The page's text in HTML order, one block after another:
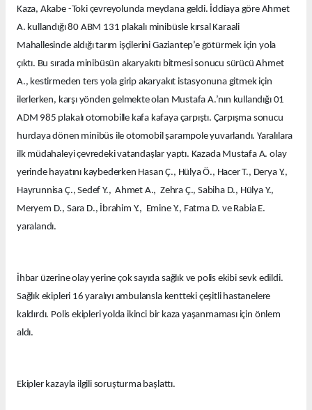
Kaza, Akabe -Toki çevreyolunda meydana geldi. İddiaya göre Ahmet
A. kullandığı 80 ABM 131 plakalı minibüsle kırsal Karaali
Mahallesinde aldığı tarım işçilerini Gaziantep’e götürmek için yola
çıktı. Bu sırada minibüsün akaryakıtı bitmesi sonucu sürücü Ahmet
A., kestirmeden ters yola girip akaryakıt istasyonuna gitmek için
ilerlerken, karşı yönden gelmekte olan Mustafa A.’nın kullandığı 01
ADM 985 plakalı otomobille kafa kafaya çarpıştı. Çarpışma sonucu
hurdaya dönen minibüs ile otomobil şarampole yuvarlandı. Yaralılara
ilk müdahaleyi çevredeki vatandaşlar yaptı. Kazada Mustafa A. olay
yerinde hayatını kaybederken Hasan Ç., Hülya Ö., Hacer T., Derya Y.,
Hayrunnisa Ç., Sedef Y., Ahmet A., Zehra Ç., Sabiha D., Hülya Y.,
Meryem D., Sara D., İbrahim Y., Emine Y., Fatma D. ve Rabia E.
yaralandı.
İhbar üzerine olay yerine çok sayıda sağlık ve polis ekibi sevk edildi.
Sağlık ekipleri 16 yaralıyı ambulansla kentteki çeşitli hastanelere
kaldırdı. Polis ekipleri yolda ikinci bir kaza yaşanmaması için önlem
aldı.
Ekipler kazayla ilgili soruşturma başlattı.